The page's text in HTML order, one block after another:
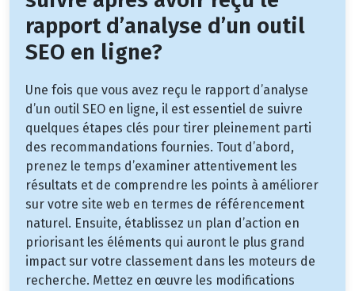
rapport d’analyse d’un outil
SEO en ligne?
Une fois que vous avez reçu le rapport d’analyse
d’un outil SEO en ligne, il est essentiel de suivre
quelques étapes clés pour tirer pleinement parti
des recommandations fournies. Tout d’abord,
prenez le temps d’examiner attentivement les
résultats et de comprendre les points à améliorer
sur votre site web en termes de référencement
naturel. Ensuite, établissez un plan d’action en
priorisant les éléments qui auront le plus grand
impact sur votre classement dans les moteurs de
recherche. Mettez en œuvre les modifications